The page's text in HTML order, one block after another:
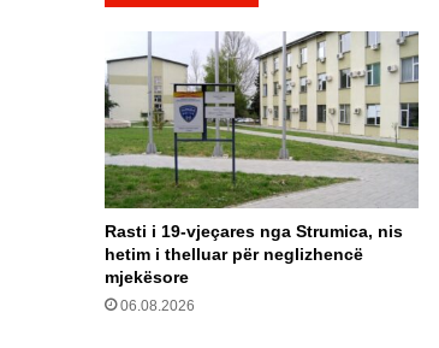
atmosferë
Rasti i 19-vjeçares nga Strumica, nis
hetim i thelluar për neglizhencë
mjekësore
06.08.2026